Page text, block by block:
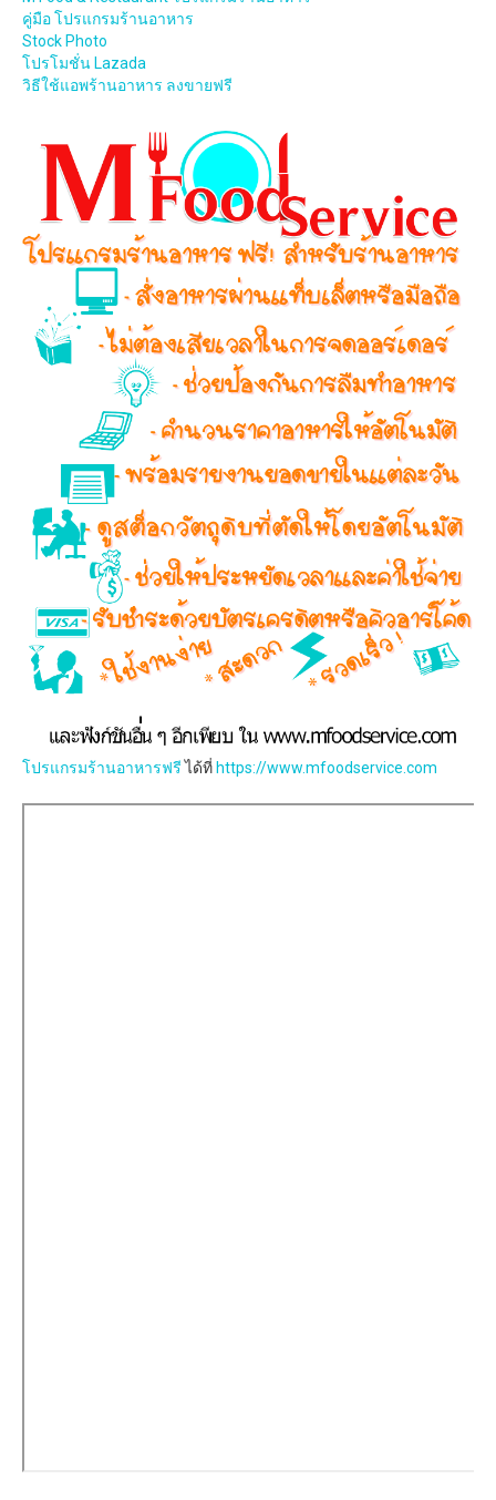
คู่มือ โปรแกรมร้านอาหาร
Stock Photo
โปรโมชั่น Lazada
วิธีใช้แอพร้านอาหาร ลงขายฟรี
โปรแกรมร้านอาหารฟรีได้ที่ https://www.mfoodservice.com